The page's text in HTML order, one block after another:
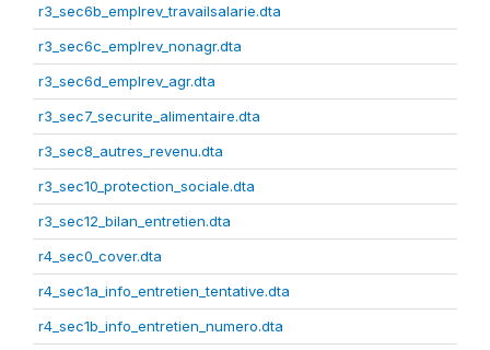
r3_sec6b_emplrev_travailsalarie.dta
r3_sec6c_emplrev_nonagr.dta
r3_sec6d_emplrev_agr.dta
r3_sec7_securite_alimentaire.dta
r3_sec8_autres_revenu.dta
r3_sec10_protection_sociale.dta
r3_sec12_bilan_entretien.dta
r4_sec0_cover.dta
r4_sec1a_info_entretien_tentative.dta
r4_sec1b_info_entretien_numero.dta